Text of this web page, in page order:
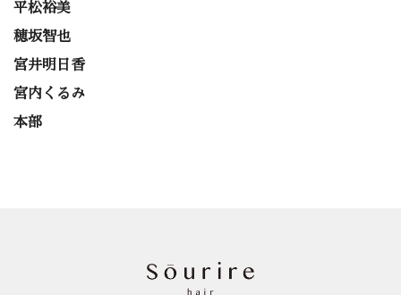
平松裕美
穂坂智也
宮井明日香
宮内くるみ
本部